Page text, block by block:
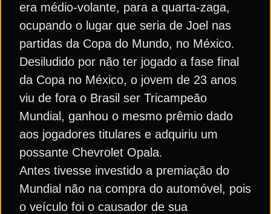
era médio-volante, para a quarta-zaga,
ocupando o lugar que seria de Joel nas
partidas da Copa do Mundo, no México.
Desiludido por não ter jogado a fase final
da Copa no México, o jovem de 23 anos
viu de fora o Brasil ser Tricampeão
Mundial, ganhou o mesmo prêmio dado
aos jogadores titulares e adquiriu um
possante Chevrolet Opala.
Antes tivesse investido a premiação do
Mundial não na compra do automóvel, pois
o veículo foi o causador de sua